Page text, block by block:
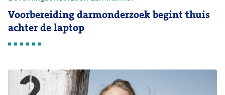
Voorbereiding darmonderzoek begint thuis
achter de laptop